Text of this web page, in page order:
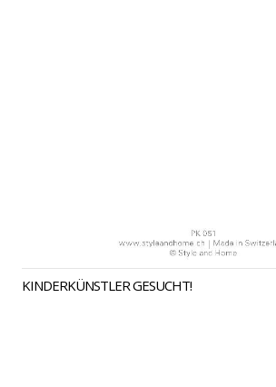
KINDERKÜNSTLER GESUCHT!